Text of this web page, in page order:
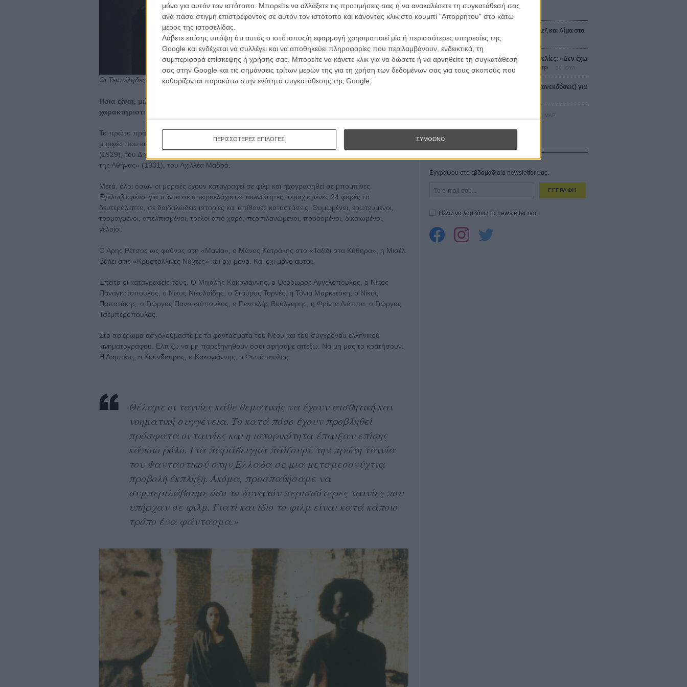
μόνο για αυτόν τον ιστότοπο. Μπορείτε να αλλάξετε τις προτιμήσεις σας ή να ανακαλέσετε τη συγκατάθεσή σας
ανά πάσα στιγμή επιστρέφοντας σε αυτόν τον ιστότοπο και κάνοντας κλικ στο κουμπί "Απορρήτου" στο κάτω
μέρος της ιστοσελίδας.
Λάβετε επίσης υπόψη ότι αυτός ο ιστότοπος/η εφαρμογή χρησιμοποιεί μία ή περισσότερες υπηρεσίες της
Google και ενδέχεται να συλλέγει και να αποθηκεύει πληροφορίες που περιλαμβάνουν, ενδεικτικά, τη
συμπεριφορά επίσκεψης ή χρήσης σας. Μπορείτε να κάνετε κλικ για να δώσετε ή να αρνηθείτε τη συγκατάθεσή
σας στην Google και τις σημάνσεις τρίτων μερών της για τη χρήση των δεδομένων σας για τους σκοπούς που
καθορίζονται παρακάτω στην ενότητα συγκατάθεσης της Google.
ΠΕΡΙΣΣΟΤΕΡΕΣ ΕΠΙΛΟΓΕΣ ΣΥΜΦΩΝΩ
Οι Τεμπέληδες της Εύφορης Κοιλάδας του Νίκου Παναγιωτόπουλου
Ποια είναι, μιλώντας μεταφορικά αλλά, αν θέλετε και κυριολεκτικά, τα πιο
χαρακτηριστικά «φαντάσματα» του ελληνικού σινεμά; Διαχρονικά αλλά και στο σήμερα;
Το πρώτο πράγμα που μου έρχεται στο νου είναι οι ασπρόμαυρες, άφωνες και αλλόκοσμες
μορφές που κατοικούν μέσα στις βωβές ταινίες του ελληνικού κινηματογράφου. Στην «Αστέρω»
(1929), του Δημήτρη Γαζιάδη, στο «Δάφνις και Χλόη» (1931), του Ορέστη Λιάσκου, στο «Μάγο
της Αθήνας» (1931), του Αχιλλέα Μαδρά.
Μετά, όλοι όσων οι μορφές έχουν καταγραφεί σε φιλμ και ηχογραφηθεί σε μπομπίνες.
Εγκλωβισμένοι για πάντα σε απειροελάχιστες αιωνιότητες, τεμαχισμένες 24 φορές το
δευτερόλεπτο, σε δαιδαλώδεις ιστορίες και απίθανες καταστάσεις. Θυμωμένοι, ερωτευμένοι,
τρομαγμένοι, απελπισμένοι, τρελοί από χαρά, περιπλανώμενοι, προδομένοι, δικαιωμένοι,
γελοίοι.
Ο Αρης Ρέτσος ως φαύνος στη «Μανία», ο Μάνος Κατράκης στο «Ταξίδι στα Κύθηρα», η Μισέλ
Βάλει στις «Κρυστάλλινες Νύχτες» και όχι μόνο. Και όχι μόνο αυτοί.
Επειτα οι καταγραφείς τους. Ο Μιχάλης Κακογιάννης, ο Θεόδωρος Αγγελόπουλος, ο Νίκος
Παναγιωτόπουλος, ο Νίκος Νικολαΐδης, ο Σταύρος Τορνές, η Τόνια Μαρκετάκη, ο Νίκος
Παπατάκης, ο Γιώργος Πανουσόπουλος, ο Παντελής Βούλγαρης, η Φρίντα Λιάππα, ο Γιώργος
Τσεμπερόπουλος.
Στο αφιέρωμα ασχολούμαστε με τα φαντάσματα του Νέου και του σύγχρονου ελληνικού
κινηματογράφου. Ελπίζω να μη παρεξηγηθούν όσοι αφήσαμε απέξω. Να μη μας το κρατήσουν.
Η Λαμπέτη, ο Κούνδουρος, ο Κακογιάννης, ο Φωτόπουλος.
Θέλαμε οι ταινίες κάθε θεματικής να έχουν αισθητική και
νοηματική συγγένεια. Το κατά πόσο έχουν προβληθεί
πρόσφατα οι ταινίες και η ιστορικότητα έπαιξαν επίσης
κάποιο ρόλο. Για παράδειγμα παίζουμε την πρώτη ταινία
του Φανταστικού στην Ελλαδα σε μια μεταμεσονύχτια
προβολή έκπληξη. Ακόμα, προσπαθήσαμε να
συμπεριλάβουμε όσο το δυνατόν περισσότερες ταινίες που
υπήρχαν σε φιλμ. Γιατί και ίδιο το φιλμ είναι κατά κάποιο
τρόπο ένα φάντασμα.»
Οδύσσεια
Save the Date! Δείτε πρώτοι το «Σεξ και Αίμα στο
Καμπ Μίασμα»!
ΧΘΕΣ
Ο Τζάρεντ Λέτο αρνείται τις καταγγελίες: «Δεν έχω
διαπράξει ποτέ σεξουαλική επίθεση»
10 καυτές ταινίες (+ 5 δροσερές επανεκδόσεις) για
30 ΜΑΡ
CONNECT
Εγγράψου στο εβδομαδιαίο newsletter μας.
ΕΓΓΡΑΦΗ
Θέλω να λαμβάνω τα newsletter σας.